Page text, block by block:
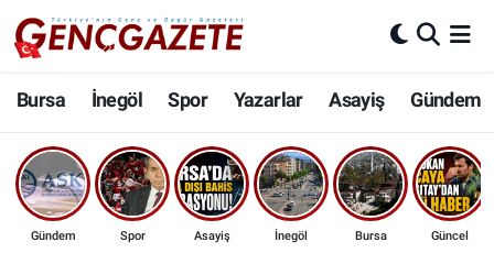
Bursa İnegöl Spor Yazarlar Asayiş Gündem
Gündem Spor Asayiş İnegöl Bursa Güncel
Bursa
İnegöl
3.SAYFA
Nöbetçi Eczaneler
Hava Durumu
Trafik Durumu